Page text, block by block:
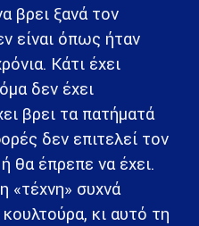
βρει ξανά τον
είναι όπως ήταν
Κάτι έχει
δεν έχει
βρει τα πατήματά
δεν επιτελεί τον
θα έπρεπε να έχει.
«τέχνη» συχνά
κι αυτό τη